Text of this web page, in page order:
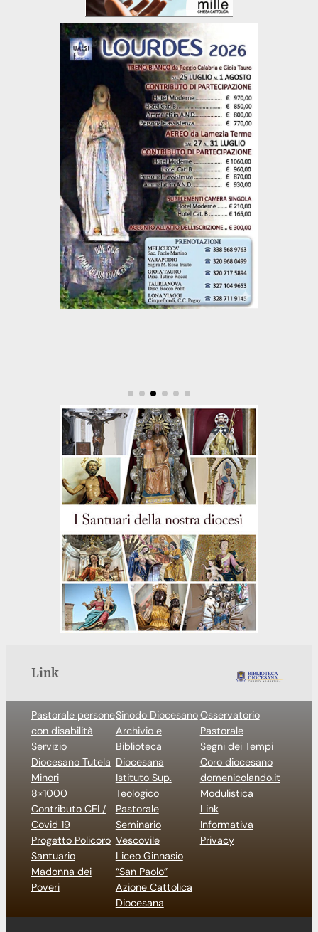
Link
Pastorale persone
con disabilità
Servizio
Diocesano Tutela
Minori
8×1000
Contributo CEI /
Covid 19
Progetto Policoro
Santuario
Madonna dei
Poveri
Sinodo Diocesano
Archivio e
Biblioteca
Diocesana
Istituto Sup.
Teologico
Pastorale
Seminario
Vescovile
Liceo Ginnasio
“San Paolo”
Azione Cattolica
Diocesana
Osservatorio
Pastorale
Segni dei Tempi
Coro diocesano
domenicolando.it
Modulistica
Link
Informativa
Privacy